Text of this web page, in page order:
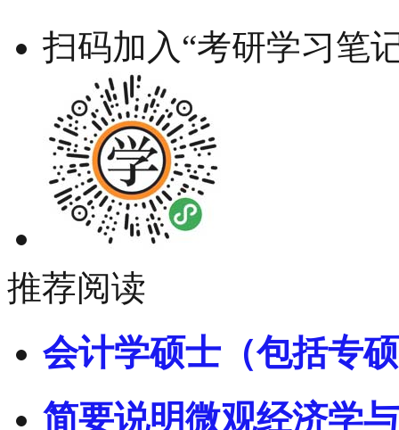
扫码加入“考研学习笔
推荐阅读
会计学硕士（包括专
简要说明微观经济学